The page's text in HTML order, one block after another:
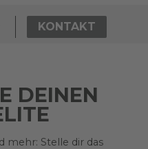
KONTAKT
DEINEN
mehr: Stelle dir das